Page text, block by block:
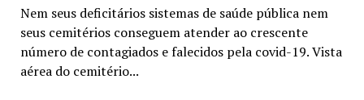
Nem seus deficitários sistemas de saúde pública nem
seus cemitérios conseguem atender ao crescente
número de contagiados e falecidos pela covid-19. Vista
aérea do cemitério...